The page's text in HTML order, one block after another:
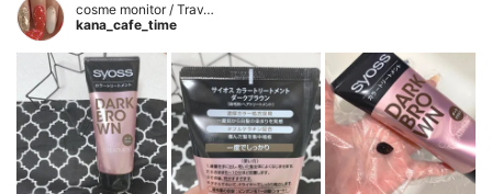
cosme monitor / Trav…
kana_cafe_time